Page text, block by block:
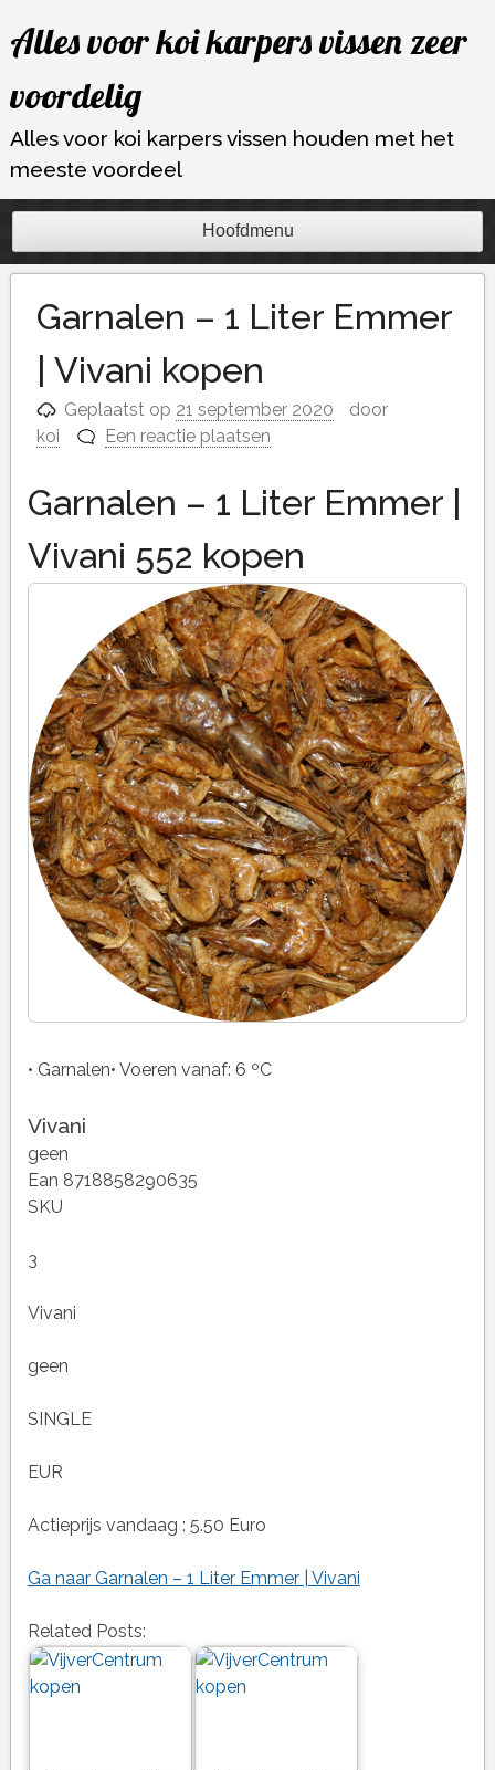
naar
inhoud
Alles voor koi karpers vissen zeer
voordelig
Alles voor koi karpers vissen houden met het
meeste voordeel
Hoofdmenu
Garnalen – 1 Liter Emmer
| Vivani kopen
Geplaatst op 21 september 2020
door
koi
Een reactie plaatsen
Garnalen – 1 Liter Emmer |
Vivani 552 kopen
• Garnalen• Voeren vanaf: 6 ºC
Vivani
geen
Ean 8718858290635
SKU
3
Vivani
geen
SINGLE
EUR
Actieprijs vandaag : 5.50 Euro
Ga naar Garnalen – 1 Liter Emmer | Vivani
Related Posts: